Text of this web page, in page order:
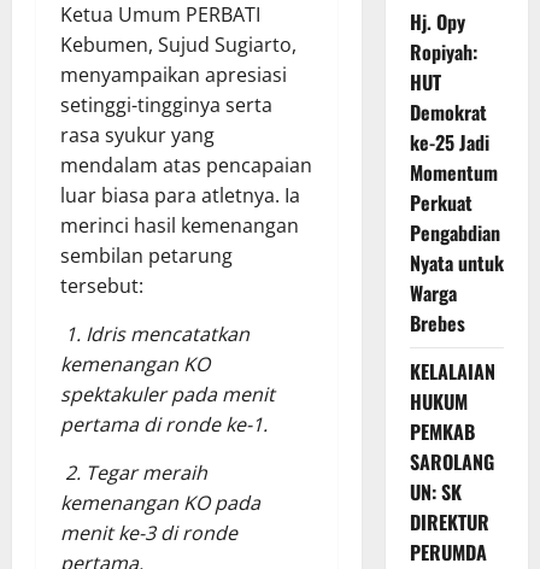
Ketua Umum PERBATI
Kebumen, Sujud Sugiarto,
menyampaikan apresiasi
setinggi-tingginya serta
rasa syukur yang
mendalam atas pencapaian
luar biasa para atletnya. Ia
merinci hasil kemenangan
sembilan petarung
tersebut:
1. Idris mencatatkan
kemenangan KO
spektakuler pada menit
pertama di ronde ke-1.
2. Tegar meraih
kemenangan KO pada
menit ke-3 di ronde
pertama.
Hj. Opy
Ropiyah:
HUT
Demokrat
ke-25 Jadi
Momentum
Perkuat
Pengabdian
Nyata untuk
Warga
Brebes
KELALAIAN
HUKUM
PEMKAB
SAROLANG
UN: SK
DIREKTUR
PERUMDA